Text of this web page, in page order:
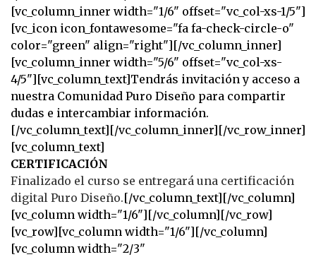
[vc_column_inner width="1/6" offset="vc_col-xs-1/5"]
[vc_icon icon_fontawesome="fa fa-check-circle-o"
color="green" align="right"][/vc_column_inner]
[vc_column_inner width="5/6" offset="vc_col-xs-
4/5"][vc_column_text]Tendrás invitación y acceso a
nuestra Comunidad Puro Diseño para compartir
dudas e intercambiar información.
[/vc_column_text][/vc_column_inner][/vc_row_inner]
[vc_column_text]
CERTIFICACIÓN
Finalizado el curso se entregará una certificación
digital Puro Diseño.[/vc_column_text][/vc_column]
[vc_column width="1/6"][/vc_column][/vc_row]
[vc_row][vc_column width="1/6"][/vc_column]
[vc_column width="2/3"